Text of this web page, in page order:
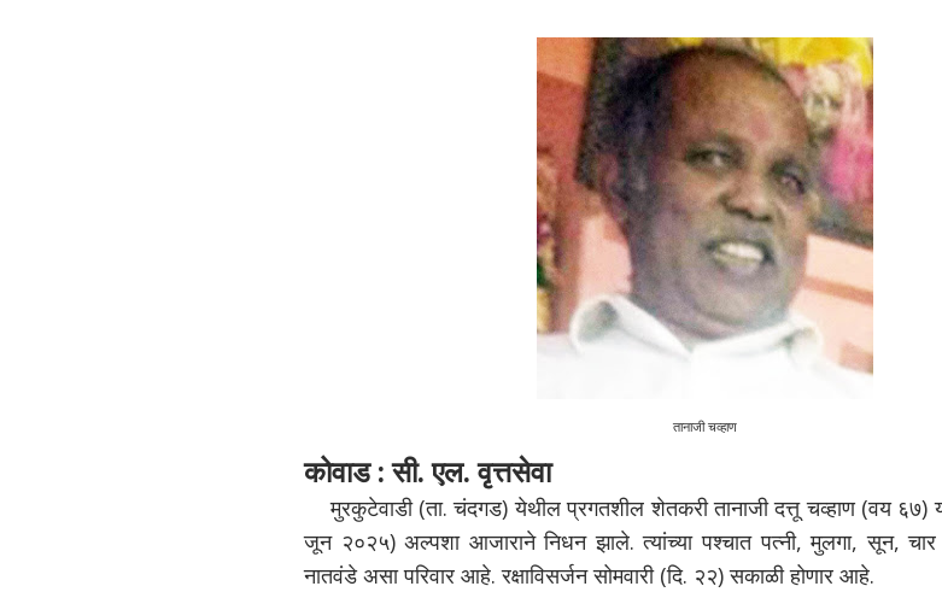
तानाजी चव्हाण
कोवाड : सी. एल. वृत्तसेवा
मुरकुटेवाडी (ता. चंदगड) येथील प्रगतशील शेतकरी तानाजी दत्तू चव्हाण (वय ६७)
जून २०२५) अल्पशा आजाराने निधन झाले. त्यांच्या पश्चात पत्नी, मुलगा, सून, चार
नातवंडे असा परिवार आहे. रक्षाविसर्जन सोमवारी (दि. २२) सकाळी होणार आहे.